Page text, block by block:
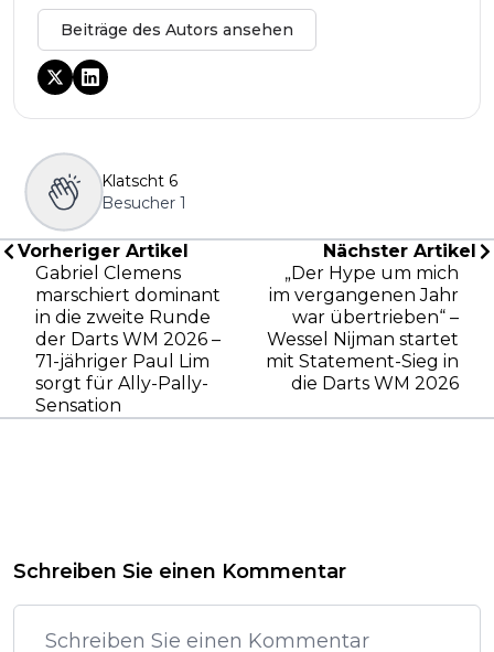
Beiträge des Autors ansehen
Klatscht 6
Besucher 1
Vorheriger Artikel
Gabriel Clemens
marschiert dominant
in die zweite Runde
der Darts WM 2026 –
71-jähriger Paul Lim
sorgt für Ally-Pally-
Sensation
Nächster Artikel
„Der Hype um mich
im vergangenen Jahr
war übertrieben“ –
Wessel Nijman startet
mit Statement-Sieg in
die Darts WM 2026
Schreiben Sie einen Kommentar